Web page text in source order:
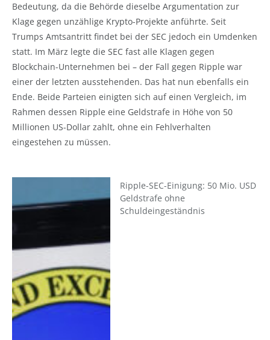
Bedeutung, da die Behörde dieselbe Argumentation zur
Klage gegen unzählige Krypto-Projekte anführte. Seit
Trumps Amtsantritt findet bei der SEC jedoch ein Umdenken
statt. Im März legte die SEC fast alle Klagen gegen
Blockchain-Unternehmen bei – der Fall gegen Ripple war
einer der letzten ausstehenden. Das hat nun ebenfalls ein
Ende. Beide Parteien einigten sich auf einen Vergleich, im
Rahmen dessen Ripple eine Geldstrafe in Höhe von 50
Millionen US-Dollar zahlt, ohne ein Fehlverhalten
eingestehen zu müssen.
Ripple-SEC-Einigung: 50 Mio. USD
Geldstrafe ohne
Schuldeingeständnis